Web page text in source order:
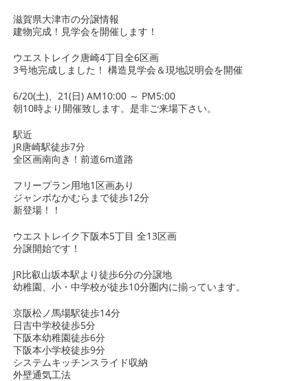
滋賀県大津市の分譲情報
建物完成！見学会を開催します！
ウエストレイク唐崎4丁目全6区画
3号地完成しました！ 構造見学会＆現地説明会を開催
6/20(土)、21(日) AM10:00 ～ PM5:00
朝10時より開催致します。是非ご来場下さい。
駅近
JR唐崎駅徒歩7分
全区画南向き！前道6m道路
フリープラン用地1区画あり
ジャンボなかむらまで徒歩12分
新登場！！
ウエストレイク下阪本5丁目 全13区画
分譲開始です！
JR比叡山坂本駅より徒歩6分の分譲地
幼稚園、小・中学校が徒歩10分圏内に揃っています。
京阪松ノ馬場駅徒歩14分
日吉中学校徒歩5分
下阪本幼稚園徒歩6分
下阪本小学校徒歩9分
システムキッチンスライド収納
外壁通気工法